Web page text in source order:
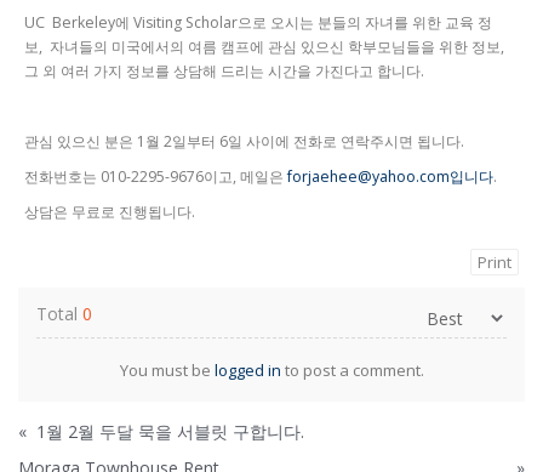
UC Berkeley에 Visiting Scholar으로 오시는 분들의 자녀를 위한 교육 정
보, 자녀들의 미국에서의 여름 캠프에 관심 있으신 학부모님들을 위한 정보,
그 외 여러 가지 정보를 상담해 드리는 시간을 가진다고 합니다.
관심 있으신 분은 1월 2일부터 6일 사이에 전화로 연락주시면 됩니다.
전화번호는 010-2295-9676이고, 메일은forjaehee@yahoo.com입니다.
상담은 무료로 진행됩니다.
Print
Total 0
You must be logged in to post a comment.
« 1월 2월 두달 묵을 서블릿 구합니다.